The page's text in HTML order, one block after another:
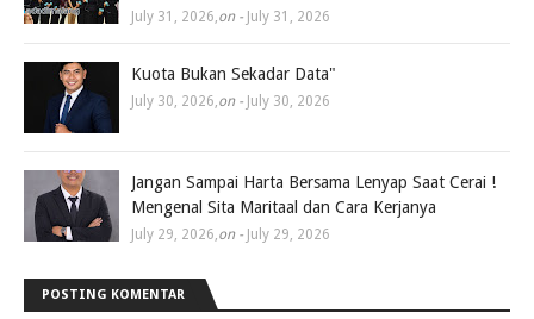
July 31, 2026,on - July 31, 2026
Kuota Bukan Sekadar Data"
July 30, 2026,on - July 30, 2026
Jangan Sampai Harta Bersama Lenyap Saat Cerai !
Mengenal Sita Maritaal dan Cara Kerjanya
July 29, 2026,on - July 29, 2026
POSTING KOMENTAR